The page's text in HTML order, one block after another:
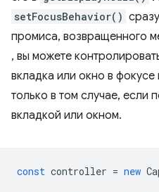
setFocusBehavior()
промиса, возвращенного
, вы можете
вкладка или окно в
только в том случае, если
вкладкой или окном.
const controller = new